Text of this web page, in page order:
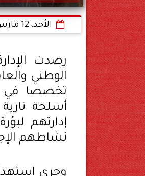
الأحد، 12 مارس 2023
رصدت
الوطني
تخصصا في
أسلحة
إدارتهم
نشاطهم